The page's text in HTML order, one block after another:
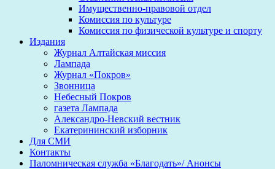
Имущественно-правовой отдел
Комиссия по культуре
Комиссия по физической культуре и спорту
Издания
Журнал Алтайская миссия
Лампада
Журнал «Покров»
Звонница
Небесный Покров
газета Лампада
Александро-Невский вестник
Екатерининский изборник
Для СМИ
Контакты
Паломническая служба «Благодать»/ Анонсы